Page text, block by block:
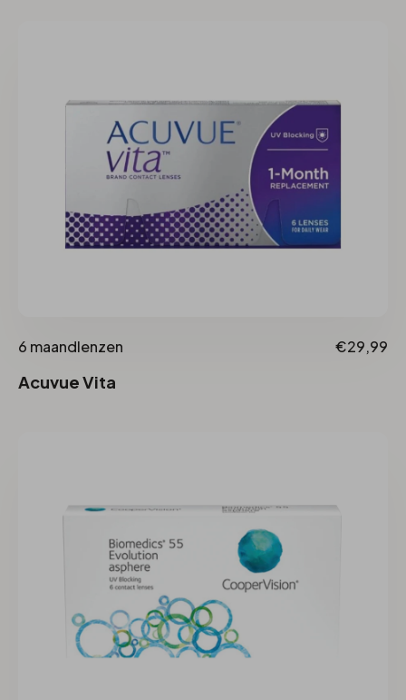
6 maandlenzen €29,99
Acuvue Vita